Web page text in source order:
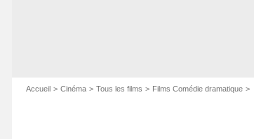
Accueil Cinéma Tous les films Films Comédie dramatique